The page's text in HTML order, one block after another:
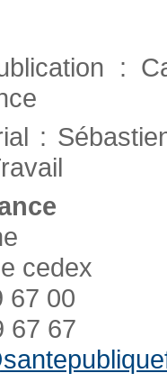
:
:
cedex
67 00
67 67